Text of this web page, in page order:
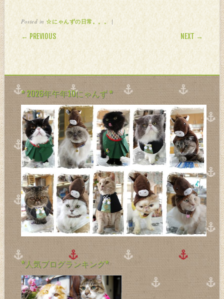
Posted in☆にゃんずの日常。。。 |
POST NAVIGATION
← PREVIOUS NEXT →
* 2026年午年10にゃんず *
*人気ブログランキング*